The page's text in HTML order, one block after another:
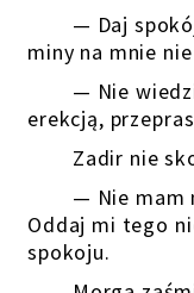
— Daj
miny na mnie
— Nie
erekcją,
Zadir nie
— Nie mam
Oddaj mi tego
spokoju.